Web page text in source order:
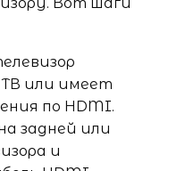
или имеет
по HDMI.
задней или
и